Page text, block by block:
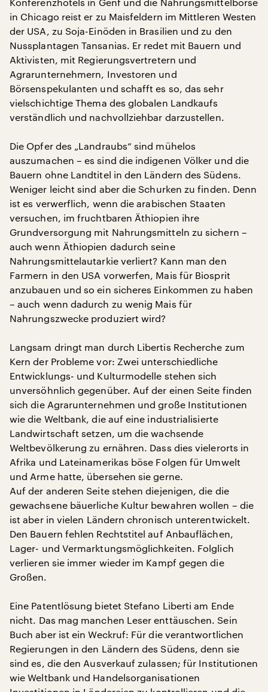
in Chicago reist er zu Maisfeldern im Mittleren Westen
der USA, zu Soja-Einöden in Brasilien und zu den
Nussplantagen Tansanias. Er redet mit Bauern und
Aktivisten, mit Regierungsvertretern und
Agrarunternehmern, Investoren und
Börsenspekulanten und schafft es so, das sehr
vielschichtige Thema des globalen Landkaufs
verständlich und nachvollziehbar darzustellen.
Die Opfer des „Landraubs“ sind mühelos
auszumachen – es sind die indigenen Völker und die
Bauern ohne Landtitel in den Ländern des Südens.
Weniger leicht sind aber die Schurken zu finden. Denn
ist es verwerflich, wenn die arabischen Staaten
versuchen, im fruchtbaren Äthiopien ihre
Grundversorgung mit Nahrungsmitteln zu sichern –
auch wenn Äthiopien dadurch seine
Nahrungsmittelautarkie verliert? Kann man den
Farmern in den USA vorwerfen, Mais für Biosprit
anzubauen und so ein sicheres Einkommen zu haben
– auch wenn dadurch zu wenig Mais für
Nahrungszwecke produziert wird?
Langsam dringt man durch Libertis Recherche zum
Kern der Probleme vor: Zwei unterschiedliche
Entwicklungs- und Kulturmodelle stehen sich
unversöhnlich gegenüber. Auf der einen Seite finden
sich die Agrarunternehmen und große Institutionen
wie die Weltbank, die auf eine industrialisierte
Landwirtschaft setzen, um die wachsende
Weltbevölkerung zu ernähren. Dass dies vielerorts in
Afrika und Lateinamerikas böse Folgen für Umwelt
und Arme hatte, übersehen sie gerne.
Auf der anderen Seite stehen diejenigen, die die
gewachsene bäuerliche Kultur bewahren wollen – die
ist aber in vielen Ländern chronisch unterentwickelt.
Den Bauern fehlen Rechtstitel auf Anbauflächen,
Lager- und Vermarktungsmöglichkeiten. Folglich
verlieren sie immer wieder im Kampf gegen die
Großen.
Eine Patentlösung bietet Stefano Liberti am Ende
nicht. Das mag manchen Leser enttäuschen. Sein
Buch aber ist ein Weckruf: Für die verantwortlichen
Regierungen in den Ländern des Südens, denn sie
sind es, die den Ausverkauf zulassen; für Institutionen
wie Weltbank und Handelsorganisationen